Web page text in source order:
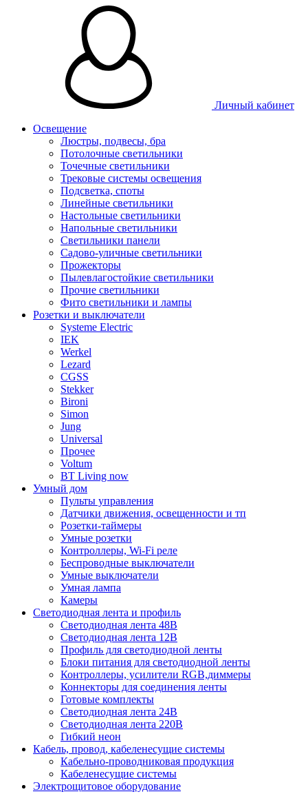
Личный кабинет
Освещение
Люстры, подвесы, бра
Потолочные светильники
Точечные светильники
Трековые системы освещения
Подсветка, споты
Линейные светильники
Настольные светильники
Напольные светильники
Светильники панели
Садово-уличные светильники
Прожекторы
Пылевлагостойкие светильники
Прочие светильники
Фито светильники и лампы
Розетки и выключатели
Systeme Electric
IEK
Werkel
Lezard
CGSS
Stekker
Bironi
Simon
Jung
Universal
Прочее
Voltum
BT Living now
Умный дом
Пульты управления
Датчики движения, освещенности и тп
Розетки-таймеры
Умные розетки
Контроллеры, Wi-Fi реле
Беспроводные выключатели
Умные выключатели
Умная лампа
Камеры
Светодиодная лента и профиль
Светодиодная лента 48В
Светодиодная лента 12В
Профиль для светодиодной ленты
Блоки питания для светодиодной ленты
Контроллеры, усилители RGB,диммеры
Коннекторы для соединения ленты
Готовые комплекты
Светодиодная лента 24В
Светодиодная лента 220В
Гибкий неон
Кабель, провод, кабеленесущие системы
Кабельно-проводниковая продукция
Кабеленесущие системы
Электрощитовое оборудование